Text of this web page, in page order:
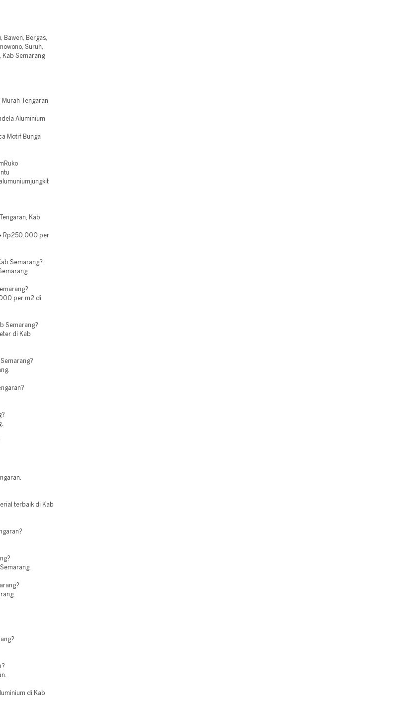
Bawen, Bergas,
Suruh,
Kab Semarang
Tengaran
Aluminium
Motif Bunga
Kab
Rp250.000 per
Semarang?
per m2 di
Semarang?
di Kab
terbaik di Kab
di Kab